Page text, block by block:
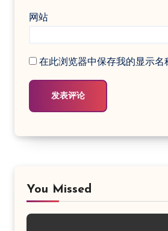
网站
在此浏览器中保存我的显示名
You Missed